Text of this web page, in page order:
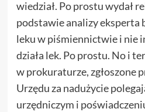
wiedział. Po prostu wydał
podstawie analizy eksperta
leku w piśmiennictwie i nie
działa lek. Po prostu. No i
w prokuraturze, zgłoszone
Urzędu za nadużycie
urzędniczym i